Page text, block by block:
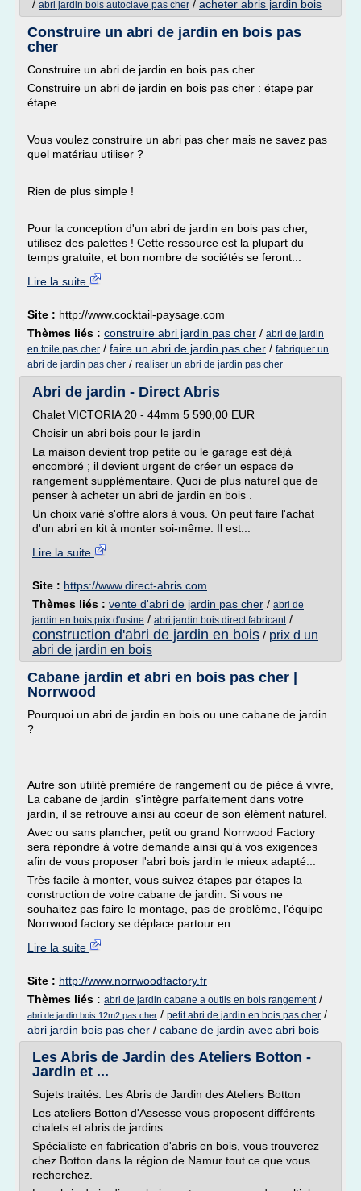
/ abri jardin bois autoclave pas cher / acheter abris jardin bois
Construire un abri de jardin en bois pas
cher
Construire un abri de jardin en bois pas cher
Construire un abri de jardin en bois pas cher : étape par
étape
Vous voulez construire un abri pas cher mais ne savez pas
quel matériau utiliser ?
Rien de plus simple !
Pour la conception d'un abri de jardin en bois pas cher,
utilisez des palettes ! Cette ressource est la plupart du
temps gratuite, et bon nombre de sociétés se feront...
Lire la suite
Site : http://www.cocktail-paysage.com
Thèmes liés : construire abri jardin pas cher / abri de jardin
en toile pas cher / faire un abri de jardin pas cher / fabriquer un
abri de jardin pas cher / realiser un abri de jardin pas cher
Abri de jardin - Direct Abris
Chalet VICTORIA 20 - 44mm 5 590,00 EUR
Choisir un abri bois pour le jardin
La maison devient trop petite ou le garage est déjà
encombré ; il devient urgent de créer un espace de
rangement supplémentaire. Quoi de plus naturel que de
penser à acheter un abri de jardin en bois .
Un choix varié s'offre alors à vous. On peut faire l'achat
d'un abri en kit à monter soi-même. Il est...
Lire la suite
Site : https://www.direct-abris.com
Thèmes liés : vente d'abri de jardin pas cher / abri de
jardin en bois prix d'usine / abri jardin bois direct fabricant/
construction d'abri de jardin en bois / prix d un
abri de jardin en bois
Cabane jardin et abri en bois pas cher |
Norrwood
Pourquoi un abri de jardin en bois ou une cabane de jardin
?
Autre son utilité première de rangement ou de pièce à vivre,
La cabane de jardin s'intègre parfaitement dans votre
jardin, il se retrouve ainsi au coeur de son élément naturel.
Avec ou sans plancher, petit ou grand Norrwood Factory
sera répondre à votre demande ainsi qu'à vos exigences
afin de vous proposer l'abri bois jardin le mieux adapté...
Très facile à monter, vous suivez étapes par étapes la
construction de votre cabane de jardin. Si vous ne
souhaitez pas faire le montage, pas de problème, l'équipe
Norrwood factory se déplace partour en...
Lire la suite
Site : http://www.norrwoodfactory.fr
Thèmes liés : abri de jardin cabane a outils en bois rangement/
abri de jardin bois 12m2 pas cher / petit abri de jardin en bois pas cher /
abri jardin bois pas cher / cabane de jardin avec abri bois
Les Abris de Jardin des Ateliers Botton -
Jardin et ...
Sujets traités: Les Abris de Jardin des Ateliers Botton
Les ateliers Botton d'Assesse vous proposent différents
chalets et abris de jardins...
Spécialiste en fabrication d'abris en bois, vous trouverez
chez Botton dans la région de Namur tout ce que vous
recherchez.